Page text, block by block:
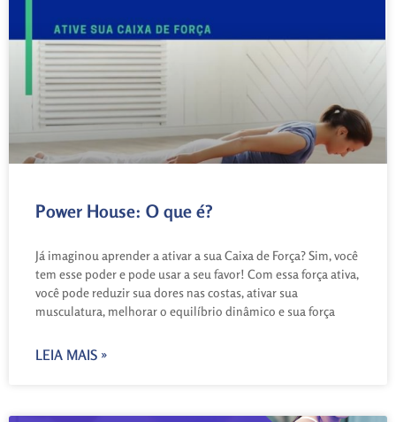
Power House: O que é?
Já imaginou aprender a ativar a sua Caixa de Força? Sim, você
tem esse poder e pode usar a seu favor! Com essa força ativa,
você pode reduzir sua dores nas costas, ativar sua
musculatura, melhorar o equilíbrio dinâmico e sua força
LEIA MAIS »